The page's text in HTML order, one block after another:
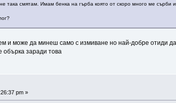
така смятам. Имам бенка на гърба която от скоро много ме сърби
и може да минеш само с измиване но най-добре отиди
обърка заради това
pm »